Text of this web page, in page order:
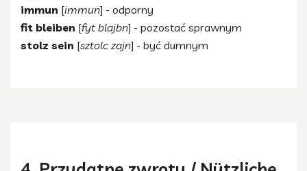
immun [immun] - odporny
fit bleiben [fyt blajbn] - pozostać sprawnym
stolz sein [sztolc zajn] - być dumnym